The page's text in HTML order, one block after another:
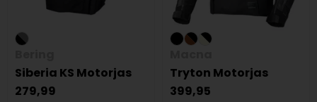
Siberia KS Motorjas
279,99
Tryton Motorjas
399,95